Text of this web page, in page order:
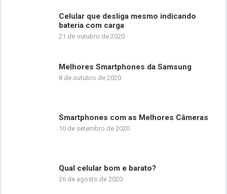
Celular que desliga mesmo indicando
bateria com carga
21 de outubro de 2020
Melhores Smartphones da Samsung
8 de outubro de 2020
Smartphones com as Melhores Câmeras
10 de setembro de 2020
Qual celular bom e barato?
26 de agosto de 2020